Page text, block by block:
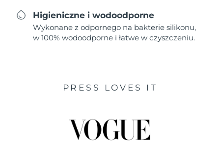
Higieniczne i wodoodporne
Wykonane z odpornego na bakterie silikonu,
w 100% wodoodporne i łatwe w czyszczeniu.
PRESS LOVES IT